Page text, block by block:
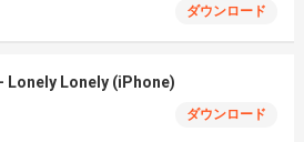
ダウンロード
Lonely Lonely (iPhone)
ダウンロード